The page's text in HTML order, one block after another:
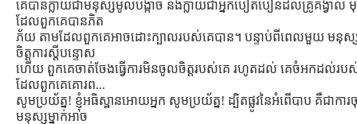
គេបានក្លាយជាមនុស្សមូលបង្កាច់ និងក្លាយជាអ្នកបៀតបៀនដល់គ្រូគង្វាល
ដែលពួកគេបានភិត
ភ័យ តាមដែលពួកគេអាចដោះក្បាលរបស់គេបាន។ បន្ទាប់ពីពេលមួយ មនុ
ចិត្ដការស្ដីបន្ទោស
ហើយ ពួកគេចាត់ចែងធ្វើការមិនចូលចិត្ដរបស់គេ រហូតដល់ គេចំអកដល់របស់
ដែលពួកគេគោរព...
សូមប្រយ័ត្ន! ខ្ញុំអធិស្ឋានអោយអ្នក សូមប្រយ័ត្ន! ដ្បិតផ្លូវនៃអំពើបាប គឺជាការចុ
មនុស្សម្នាក់អាច